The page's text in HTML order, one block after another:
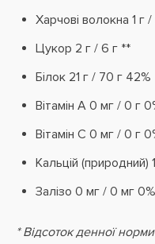
Харчові волокна 1 г
Цукор 2 г / 6 г **
Білок 21 г / 70 г 42%
Вітамін А 0 мг / 0 г
Вітамін С 0 мг / 0 г
Кальцій
Залізо 0 мг / 0 мг 0%
* Відсоток денної